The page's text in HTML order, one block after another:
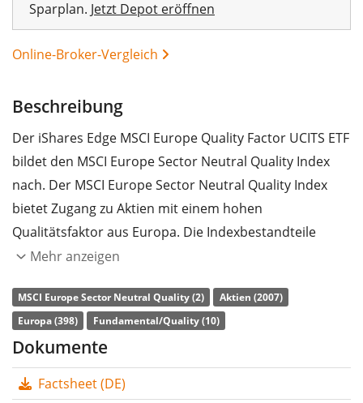
Sparplan. Jetzt Depot eröffnen
Online-Broker-Vergleich
Beschreibung
Der iShares Edge MSCI Europe Quality Factor UCITS ETF
bildet den MSCI Europe Sector Neutral Quality Index
nach. Der MSCI Europe Sector Neutral Quality Index
bietet Zugang zu Aktien mit einem hohen
Qualitätsfaktor aus Europa. Die Indexbestandteile
werden anhand von drei gleich gewichteten
gewählt. Hierzu zählen ein hoher Anteil der den
Anteilseignern zugewiesenen Unternehmensgewinne,
eine niedrige Verschuldung und geringe
Gewinnschwankungen im Vergleich zum Vorjahr.
Mehr anzeigen
MSCI Europe Sector Neutral Quality (2)
Aktien (2007)
Europa (398)
Fundamental/Quality (10)
Dokumente
Factsheet (DE)